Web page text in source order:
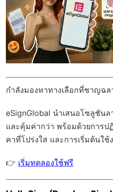
กำลังมองหาทางเลือกที่ชาญฉ
eSignGlobal นำเสนอโซลูชันล
และคุ้มค่ากว่า พร้อมด้วยการป
คาที่โปร่งใส และการเริ่มต้นใช้
👉 เริ่มทดลองใช้ฟรี